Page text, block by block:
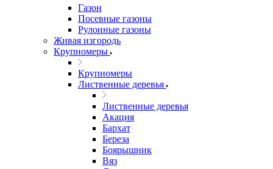
Газон
Посевные газоны
Рулонные газоны
Живая изгородь
Крупномеры
Крупномеры
Лиственные деревья
Лиственные деревья
Акация
Бархат
Береза
Боярышник
Вяз